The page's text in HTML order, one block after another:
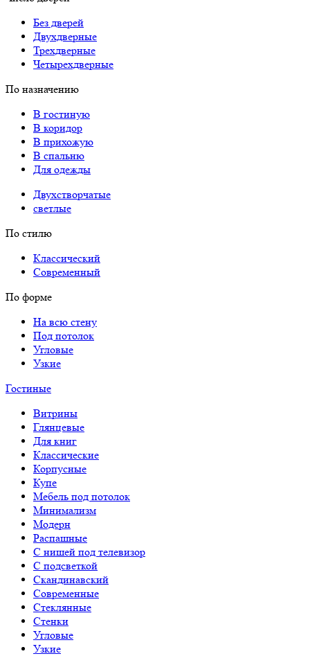
Без дверей
Двухдверные
Трехдверные
Четырехдверные
По назначению
В гостиную
В коридор
В прихожую
В спальню
Для одежды
Двухстворчатые
светлые
По стилю
Классический
Современный
По форме
На всю стену
Под потолок
Угловые
Узкие
Гостиные
Витрины
Глянцевые
Для книг
Классические
Корпусные
Купе
Мебель под потолок
Минимализм
Модерн
Распашные
С нишей под телевизор
С подсветкой
Скандинавский
Современные
Стеклянные
Стенки
Угловые
Узкие